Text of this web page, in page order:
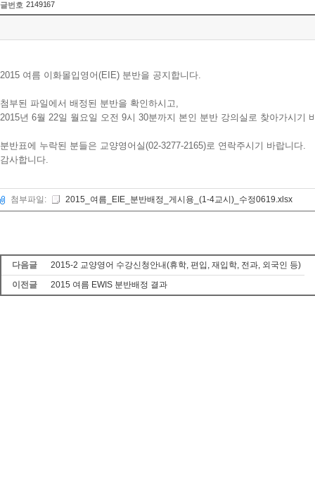
글번호 2149167
2015 여름 이화몰입영어(EIE) 분반을 공지합니다.
첨부된 파일에서 배정된 분반을 확인하시고,
2015년 6월 22일 월요일 오전 9시 30분까지 본인 분반 강의실로 찾아가시기
분반표에 누락된 분들은 교양영어실(02-3277-2165)로 연락주시기 바랍니다.
감사합니다.
첨부파일: 2015_여름_EIE_분반배정_게시용_(1-4교시)_수정0619.xlsx
다음글
2015-2 교양영어 수강신청안내(휴학, 편입, 재입학, 전과, 외국인 등)
이전글
2015 여름 EWIS 분반배정 결과